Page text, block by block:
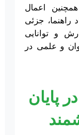
اعمال
راهنما، جزئی
و توانایی
و علمی در
پایان